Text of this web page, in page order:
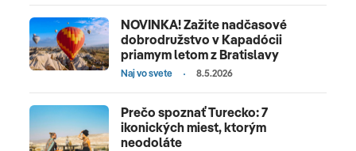
NOVINKA! Zažite nadčasové
dobrodružstvo v Kapadócii
priamym letom z Bratislavy
Naj vo svete 8.5.2026
Prečo spoznať Turecko: 7
ikonických miest, ktorým
neodoláte